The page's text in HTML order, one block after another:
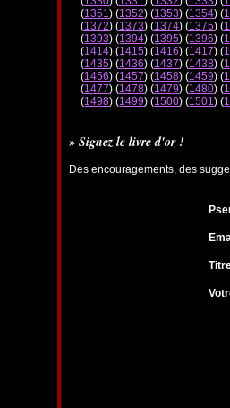
(1351) (1352) (1353) (1354) (
(1372) (1373) (1374) (1375) (
(1393) (1394) (1395) (1396) (
(1414) (1415) (1416) (1417) (
(1435) (1436) (1437) (1438) (
(1456) (1457) (1458) (1459) (
(1477) (1478) (1479) (1480) (
(1498) (1499) (1500) (1501) (
» Signez le livre d'or !
Des encouragements, des